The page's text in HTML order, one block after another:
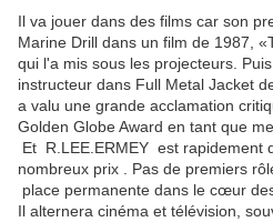
Il va jouer dans des films car son
Marine Drill dans un film de 1987,
qui l'a mis sous les projecteurs.
instructeur dans Full Metal Jacket
a valu une grande acclamation
Golden Globe Award en tant que
Et R.LEE.ERMEY est rapidement
nombreux prix . Pas de premiers
place permanente dans le cœur
Il alternera cinéma et télévision,